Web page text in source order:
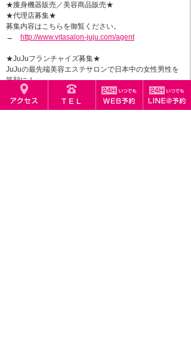
★痩身機器販売／美容商品販売★
★代理店募集★
募集内容はこちらを御覧ください。
→ http://www.vitasalon-juju.com/agent
★JuJuフランチャイズ募集★
JuJuの最先端美容エステサロンで日本中の女性男性を
笑顔に！
ぜひお問い合わせください
→http://www.vitasalon-juju.com/contact_rsv